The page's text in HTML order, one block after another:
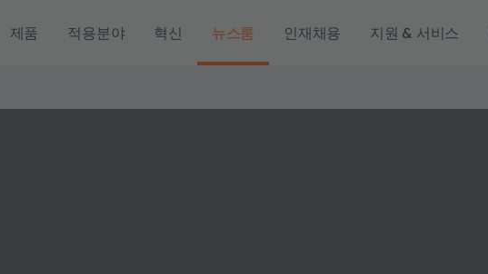
제품 적용분야 혁신 뉴스룸 인재채용 지원 & 서비스